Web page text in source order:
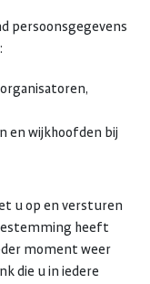
persoonsgegevens
en wijkhoofden bij
u op en versturen
heeft
moment weer
die u in iedere